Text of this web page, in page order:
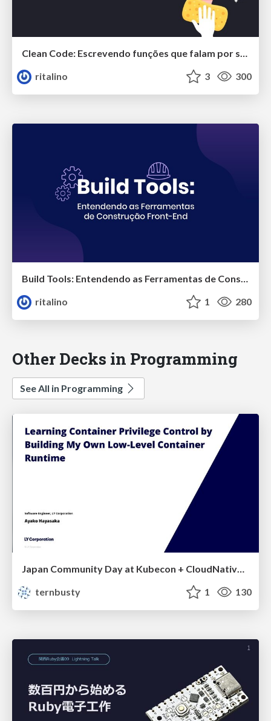
ritalino
3 300
Build Tools: Entendendo as Ferramentas de Construção Front-End
ritalino
1 280
Other Decks in Programming
See All in Programming
Japan Community Day at Kubecon + CloudNativeCon Japan 2026: Learning Container Privilege Control by Building My Own Low-Level Container Runtime
ternbusty
1 130